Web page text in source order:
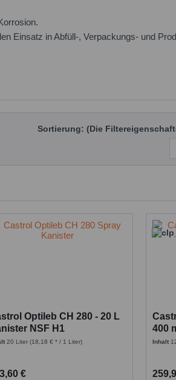
Einsatz in Abfüll-, Verpackungs- und
Sortierung: (Die
Optileb CH 280 - 20 L
NSF H1
20 Liter(18,18 € * / 1 Liter)
€
400
Inhalt